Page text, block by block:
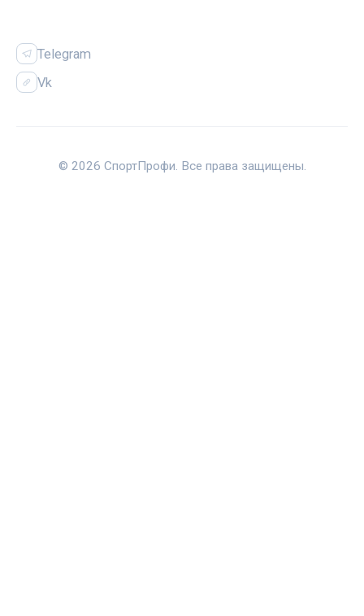
Telegram
Vk
© 2026 СпортПрофи. Все права защищены.